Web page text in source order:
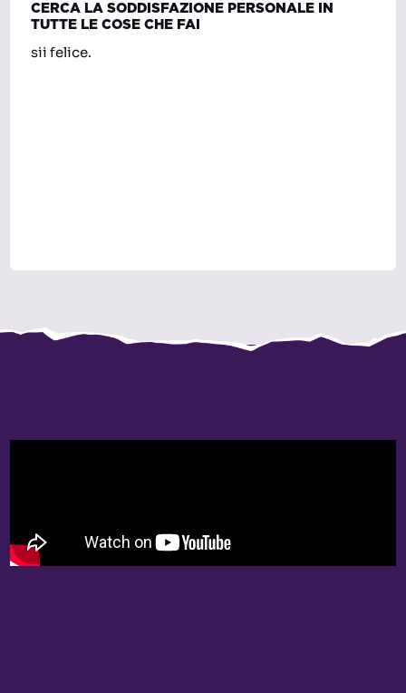
CERCA LA SODDISFAZIONE PERSONALE IN
TUTTE LE COSE CHE FAI
sii felice.